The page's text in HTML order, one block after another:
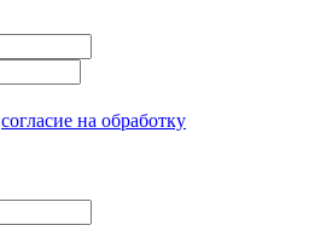
согласие на обработку